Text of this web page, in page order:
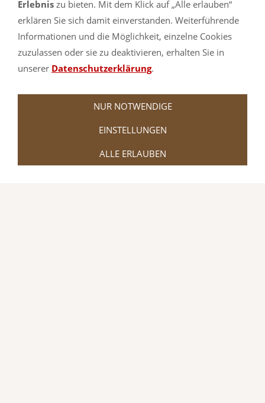
Schauen Sie sich gerne einmal in
unserem Partnershop turnmatte.com in
derBouldermatten-Abteilungum.
Erlebnis zu bieten. Mit dem Klick auf „Alle erlauben“
erklären Sie sich damit einverstanden. Weiterführende
Informationen und die Möglichkeit, einzelne Cookies
zuzulassen oder sie zu deaktivieren, erhalten Sie in
unserer Datenschutzerklärung.
NUR NOTWENDIGE
EINSTELLUNGEN
ALLE ERLAUBEN